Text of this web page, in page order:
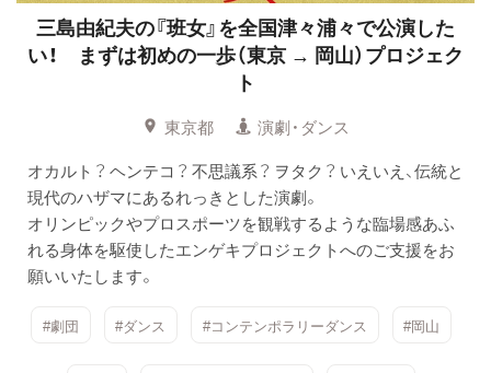
三島由紀夫の『班女』を全国津々浦々で公演した
い！ まずは初めの一歩（東京 → 岡山）プロジェク
ト
東京都
演劇・ダンス
オカルト？ ヘンテコ？ 不思議系？ ヲタク？ いえいえ、伝統と
現代のハザマにあるれっきとした演劇。
オリンピックやプロスポーツを観戦するような臨場感あふ
れる身体を駆使したエンゲキプロジェクトへのご支援をお
願いいたします。
#劇団 #ダンス #コンテンポラリーダンス #岡山